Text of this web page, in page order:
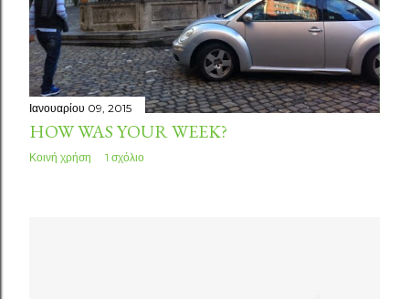
Ιανουαρίου 09, 2015
HOW WAS YOUR WEEK?
Κοινή χρήση 1 σχόλιο